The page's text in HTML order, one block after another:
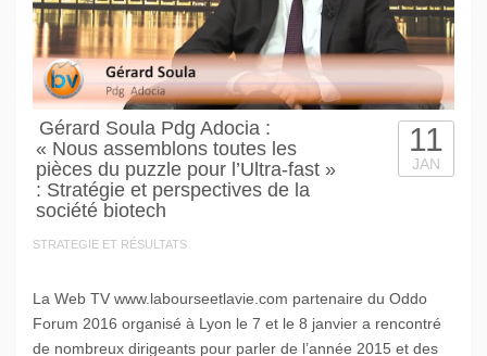
Gérard Soula Pdg Adocia :
« Nous assemblons toutes les
pièces du puzzle pour l’Ultra-fast »
: Stratégie et perspectives de la
société biotech
STRATEGIE ET RÉSULTATS
11
JAN
La Web TV www.labourseetlavie.com partenaire du Oddo
Forum 2016 organisé à Lyon le 7 et le 8 janvier a rencontré
de nombreux dirigeants pour parler de l’année 2015 et des